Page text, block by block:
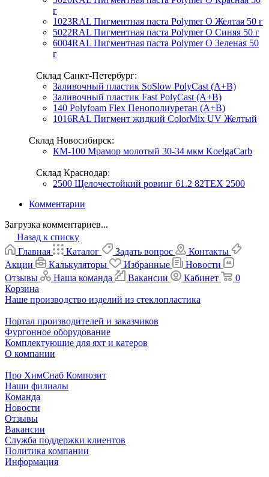
г
1023RAL Пигментная паста Polymer O Желтая 50 г
5022RAL Пигментная паста Polymer O Синяя 50 г
6004RAL Пигментная паста Polymer O Зеленая 50
г
Склад Санкт-Петербург:
Заливочный пластик SoSlow PolyCast (A+B)
Заливочный пластик Fast PolyCast (A+B)
140 Polyfoam Flex Пенополиуретан (А+В)
1016RAL Пигмент жидкий ColorMix UV Желтый
Склад Новосибирск:
КМ-100 Мрамор молотый 30-34 мкм KoelgaCarb
Склад Краснодар:
2500 Щелочестойкий ровинг 61.2 82TEX 2500
Комментарии
Загрузка комментариев...
Назад к списку
Главная
Каталог Задать вопрос
Контакты
Акции
Калькуляторы Избранные
Новости
Отзывы
Наша команда Вакансии Кабинет
0
Корзина
Наше производство изделий из стеклопластика
Портал производителей и заказчиков
Фургонное оборудование
Комплектующие для яхт и катеров
О компании
Про ХимСнаб Композит
Наши филиалы
Команда
Новости
Отзывы
Вакансии
Служба поддержки клиентов
Политика компании
Информация